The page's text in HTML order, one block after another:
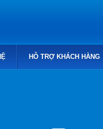
HỖ TRỢ KHÁCH HÀNG